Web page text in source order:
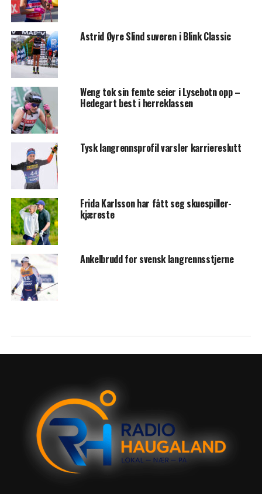
Astrid Øyre Slind suveren i Blink Classic
Weng tok sin femte seier i Lysebotn opp –
Hedegart best i herreklassen
Tysk langrennsprofil varsler karriereslutt
Frida Karlsson har fått seg skuespiller-
kjæreste
Ankelbrudd for svensk langrennsstjerne